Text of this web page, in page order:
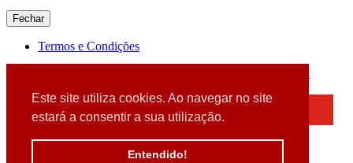
Este site utiliza cookies. Ao navegar no site
estará a consentir a sua utilização.
Entendido!
Fechar
Termos e Condições
Detectamos que está a usar um browser desatualizado
Por favor, atualize o seu browser